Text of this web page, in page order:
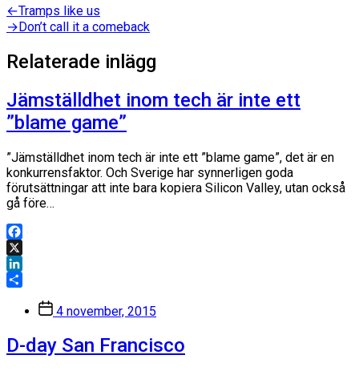
Inläggsnavigering
←Föregående
inlägg:
Tramps like us
→Nästa
Don’t call it a comeback
Relaterade inlägg
Jämställdhet inom tech är inte ett
”blame game”
”Jämställdhet inom tech är inte ett ”blame game”, det är en
konkurrensfaktor. Och Sverige har synnerligen goda
förutsättningar att inte bara kopiera Silicon Valley, utan också
gå före…
Facebook
X
LinkedIn
Inläggsdatum
4 november, 2015
D-day San Francisco